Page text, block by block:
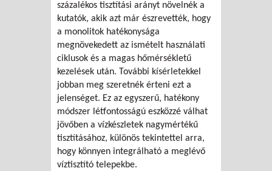
százalékos tisztítási arányt növelnék a
kutatók, akik azt már észrevették, hogy
a monolitok hatékonysága
megnövekedett az ismételt használati
ciklusok és a magas hőmérsékletű
kezelések után. További kísérletekkel
jobban meg szeretnék érteni ezt a
jelenséget. Ez az egyszerű, hatékony
módszer létfontosságú eszközzé válhat
jövőben a vízkészletek nagymértékű
tisztításához, különös tekintettel arra,
hogy könnyen integrálható a meglévő
víztisztító telepekbe.